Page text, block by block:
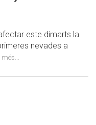
este dimarts la
nevades a